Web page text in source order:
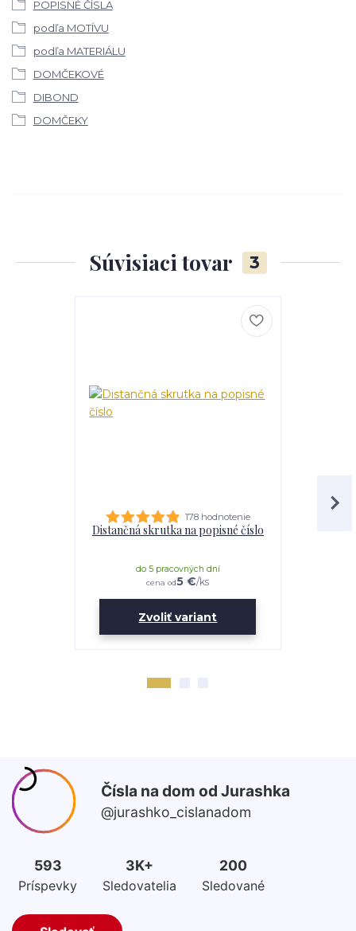
POPISNÉ ČÍSLA
podľa MOTÍVU
podľa MATERIÁLU
DOMČEKOVÉ
DIBOND
DOMČEKY
Súvisiaci tovar 3
178 hodnotenie
Distančná skrutka na popisné číslo
cena od5 €/ks
do 5 pracovných dní
Zvoliť variant